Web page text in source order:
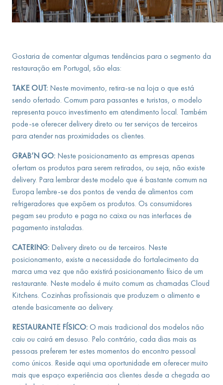
Gostaria de comentar algumas tendências para o segmento da
restauração em Portugal, são elas:
TAKE OUT: Neste movimento, retira-se na loja o que está
sendo ofertado. Comum para passantes e turistas, o modelo
representa pouco investimento em atendimento local. Também
pode-se oferecer delivery direto ou ter serviços de terceiros
para atender nas proximidades os clientes.
GRAB’N GO: Neste posicionamento as empresas apenas
ofertam os produtos para serem retirados, ou seja, não existe
delivery. Para lembrar deste modelo que é bastante comum na
Europa lembre-se dos pontos de venda de alimentos com
refrigeradores que expõem os produtos. Os consumidores
pegam seu produto e paga no caixa ou nas interfaces de
pagamento instaladas.
CATERING: Delivery direto ou de terceiros. Neste
posicionamento, existe a necessidade do fortalecimento da
marca uma vez que não existirá posicionamento físico de um
restaurante. Neste modelo é muito comum as chamadas Cloud
Kitchens. Cozinhas profissionais que produzem o alimento e
atende basicamente ao delivery.
RESTAURANTE FÍSICO: O mais tradicional dos modelos não
caiu ou cairá em desuso. Pelo contrário, cada dias mais as
pessoas preferem ter estes momentos do encontro pessoal
como únicos. Reside aqui uma oportunidade em oferecer muito
mais que espaço experiência aos clientes desde a chegada ao